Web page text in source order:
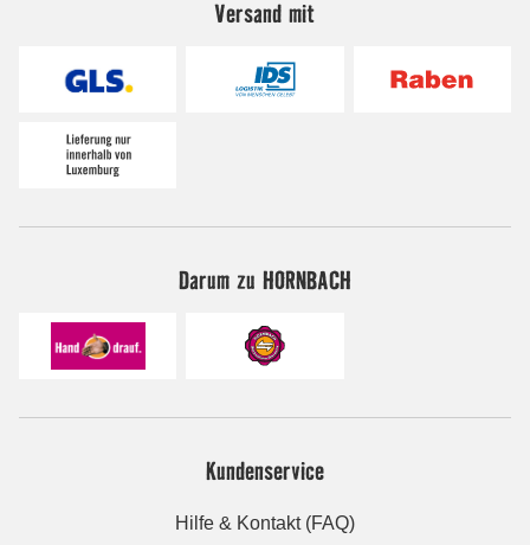
Versand mit
Darum zu HORNBACH
Kundenservice
Hilfe & Kontakt (FAQ)